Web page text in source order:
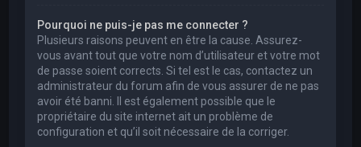
Pourquoi ne puis-je pas me connecter ?
Plusieurs raisons peuvent en être la cause. Assurez-
vous avant tout que votre nom d’utilisateur et votre mot
de passe soient corrects. Si tel est le cas, contactez un
administrateur du forum afin de vous assurer de ne pas
avoir été banni. Il est également possible que le
propriétaire du site internet ait un problème de
configuration et qu’il soit nécessaire de la corriger.